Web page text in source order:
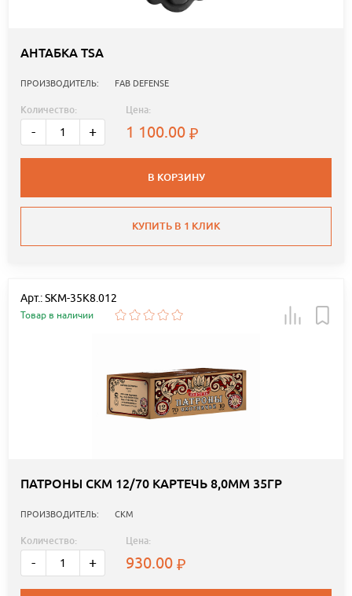
АНТАБКА TSA
ПРОИЗВОДИТЕЛЬ: FAB DEFENSE
Количество:
- +
Цена:
1 100.00
В КОРЗИНУ
КУПИТЬ В 1 КЛИК
Арт.: SKM-35K8.012
Товар в наличии
ПАТРОНЫ СКМ 12/70 КАРТЕЧЬ 8,0ММ 35ГР
ПРОИЗВОДИТЕЛЬ: СКМ
Количество:
- +
Цена:
930.00